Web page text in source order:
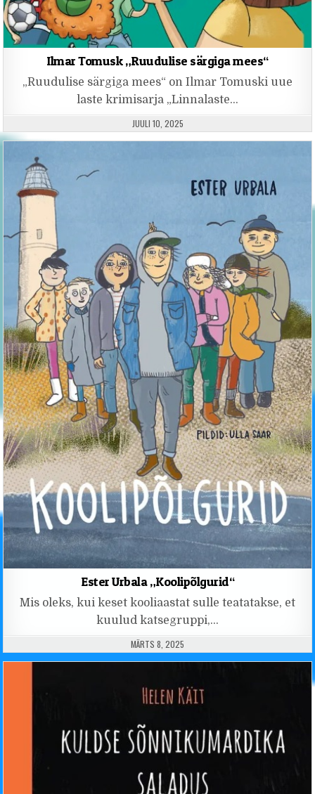
Ilmar Tomusk „Ruudulise särgiga mees“
„Ruudulise särgiga mees“ on Ilmar Tomuski uue
laste krimisarja „Linnalaste…
PUBLISHED DATE:
JUULI 10, 2025
Ester Urbala „Koolipõlgurid“
Mis oleks, kui keset kooliaastat sulle teatatakse, et
kuulud katsegruppi,…
PUBLISHED DATE:
MÄRTS 8, 2025